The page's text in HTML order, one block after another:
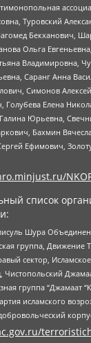
Туровский
Бекханович,
Ольга
Владимировна,
Саранг Анна
Симонов
Голубева Елена
Юрьевна,
Бахмин
Ефимович,
список
Шура
группа, Движение
сектор,
Чистопольский
группа
исламского